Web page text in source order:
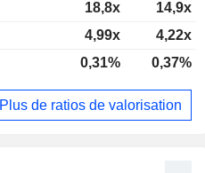
18,8x
14,9x
4,99x
4,22x
0,31% 0,37%
Plus de ratios de valorisation